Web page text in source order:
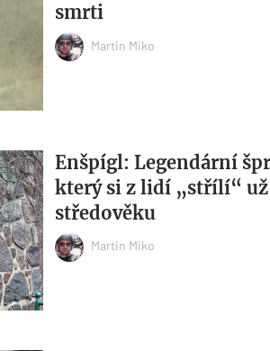
smrti
Martin Miko
Enšpígl: Legendární
který si z lidí „střílí“
středověku
Martin Miko